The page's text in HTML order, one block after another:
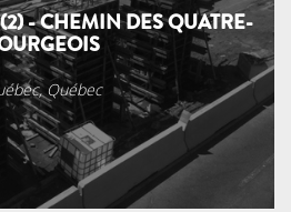
- CHEMIN DES QUATRE-
Québec